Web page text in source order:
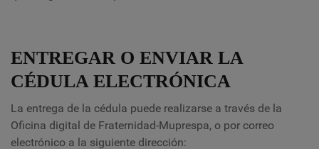
ENTREGAR O ENVIAR LA
CÉDULA ELECTRÓNICA
La entrega de la cédula puede realizarse a través de la
Oficina digital de Fraternidad-Muprespa, o por correo
electrónico a la siguiente dirección: